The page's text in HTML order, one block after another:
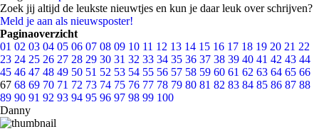
Zoek jij altijd de leukste nieuwtjes en kun je daar leuk over schrijven?
Meld je aan als nieuwsposter!
Paginaoverzicht
01 02 03 04 05 06 07 08 09 10 11 12 13 14 15 16 17 18 19 20 21 22
23 24 25 26 27 28 29 30 31 32 33 34 35 36 37 38 39 40 41 42 43 44
45 46 47 48 49 50 51 52 53 54 55 56 57 58 59 60 61 62 63 64 65 66
67 68 69 70 71 72 73 74 75 76 77 78 79 80 81 82 83 84 85 86 87 88
89 90 91 92 93 94 95 96 97 98 99 100
Danny